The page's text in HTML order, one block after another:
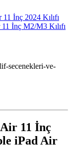
İnç 2024 Kılıfı
İnç M2/M3 Kılıfı
secenekleri-ve-
11 İnç
iPad Air